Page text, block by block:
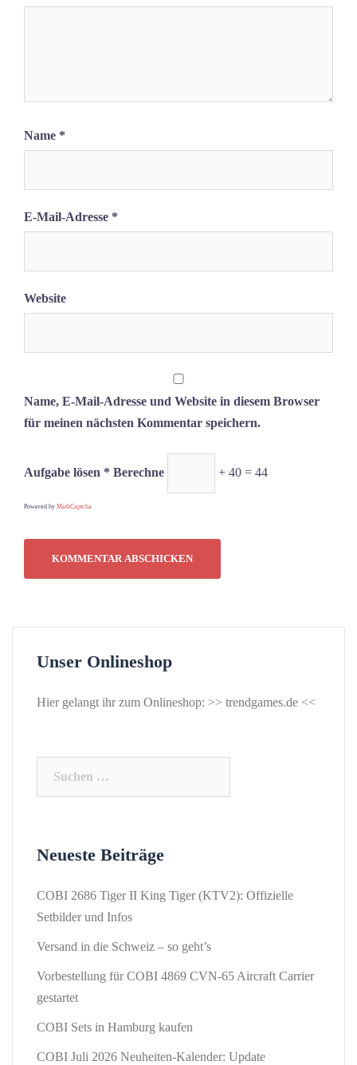
Name *
E-Mail-Adresse *
Website
Name, E-Mail-Adresse und Website in diesem Browser
für meinen nächsten Kommentar speichern.
Aufgabe lösen * Berechne + 40 = 44
Powered by MathCaptcha
Unser Onlineshop
Hier gelangt ihr zum Onlineshop: >> trendgames.de <<
Neueste Beiträge
COBI 2686 Tiger II King Tiger (KTV2): Offizielle
Setbilder und Infos
Versand in die Schweiz – so geht’s
Vorbestellung für COBI 4869 CVN-65 Aircraft Carrier
gestartet
COBI Sets in Hamburg kaufen
COBI Juli 2026 Neuheiten-Kalender: Update